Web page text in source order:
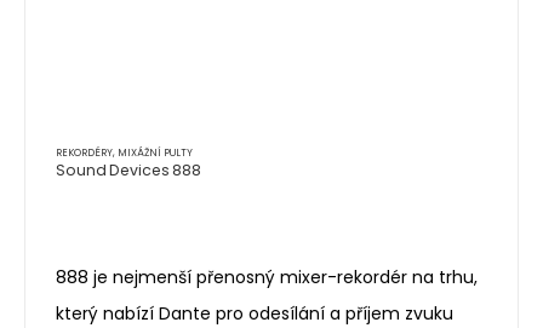
REKORDÉRY, MIXÁŽNÍ PULTY
Sound Devices 888
888 je nejmenší přenosný mixer-rekordér na trhu,
který nabízí Dante pro odesílání a příjem zvuku